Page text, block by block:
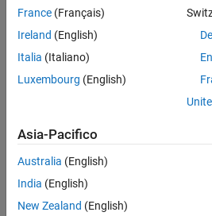
France (Français)
Ireland (English)
Italia (Italiano)
Luxembourg (English)
Asia-Pacifico
Australia (English)
India (English)
New Zealand (English)
Centro di fiducia Marchi
Stato dell'applicazione
© 1994-2026 The MathWorks, Inc.